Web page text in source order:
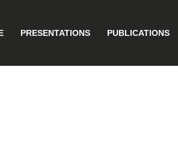
PRESENTATIONS PUBLICATIONS